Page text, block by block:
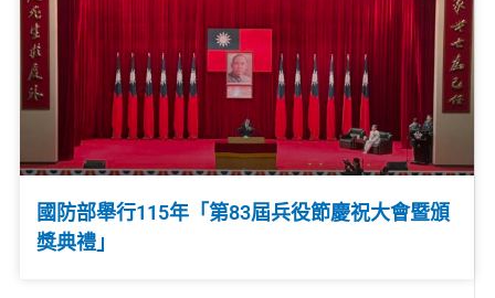
國防部舉行115年「第83屆兵役節慶祝大會暨頒
獎典禮」